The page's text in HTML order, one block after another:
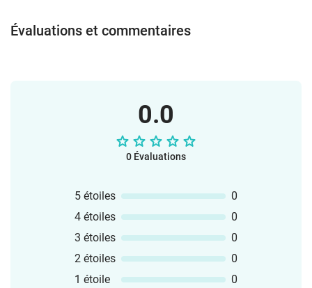
Évaluations et commentaires
0.0
0 Évaluations
5 étoiles
0
4 étoiles
0
3 étoiles
0
2 étoiles
0
1 étoile
0